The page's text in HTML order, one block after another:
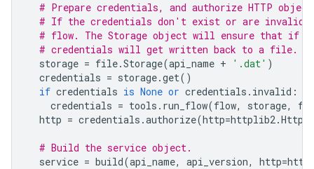
# Prepare credentials, and authorize HTTP
# If the credentials don't exist or are invalid
# flow. The Storage object will ensure that if
# credentials will get written back to a file.
storage = file.Storage(api_name + '.dat' )
credentials = storage.get()
if credentials is None or credentials . invalid :
credentials = tools . run_flow(flow, storage,
http = credentials .authorize(http=httplib2.Http
# Build the service object.
service = build(api_name, api_version, http=http